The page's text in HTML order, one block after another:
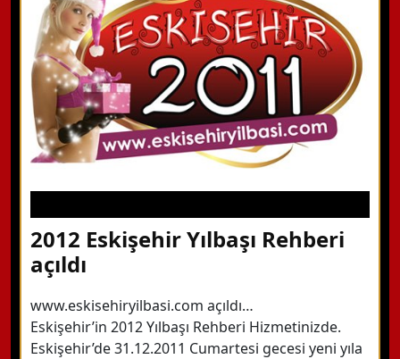
2012 Eskişehir Yılbaşı Rehberi
açıldı
www.eskisehiryilbasi.com açıldı…
Eskişehir’in 2012 Yılbaşı Rehberi Hizmetinizde.
Eskişehir’de 31.12.2011 Cumartesi gecesi yeni yıla